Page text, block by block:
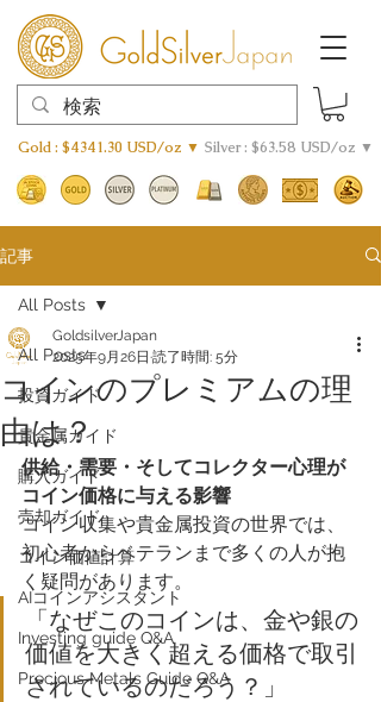
Gold : $4341.30 USD/oz ▼ Silver : $63.58 USD/oz ▼
記事
All Posts
投資ガイド
貴金属ガイド
購入ガイド
売却ガイド
​コイン価値計算
AIコインアシスタント
Investing guide Q&A
Precious Metals Guide Q&A
All Posts
コインのプレミアムの理
由は？
GoldsilverJapan
2025年9月26日 読了時間: 5分
供給・需要・そしてコレクター心理が
コイン価格に与える影響
コイン収集や貴金属投資の世界では、
初心者からベテランまで多くの人が抱
く疑問があります。
「なぜこのコインは、金や銀の
価値を大きく超える価格で取引
されているのだろう？」